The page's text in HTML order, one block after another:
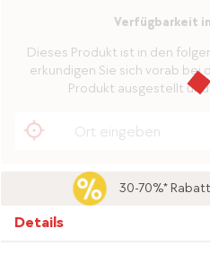
Verfügbarkeit
Dieses Produkt ist in den
erkundigen Sie sich vorab bei
Produkt ausgestellt
30-70%*
Details